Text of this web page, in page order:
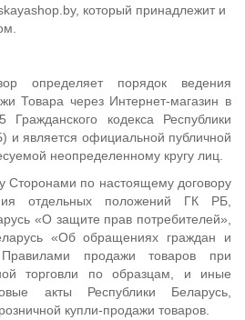
, который принадлежит и
определяет порядок ведения
Товара через Интернет-магазин в
Гражданского кодекса Республики
и является официальной публичной
неопределенному кругу лиц.
Сторонами по настоящему договору
отдельных положений ГК РБ,
«О защите прав потребителей»,
«Об обращениях граждан и
продажи товаров при
торговли по образцам, и иные
акты Республики Беларусь,
купли-продажи товаров.